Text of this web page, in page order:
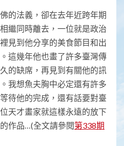
的法義，卻在去年近跨年期
繼同時離去，一位就是政治
見到他分享的美食節目和出
這幾年他也畫了許多臺灣傳
的缺席，再見到有關他的訊
我想魚夫胸中必定還有許多
待他的完成，還有話要對臺
天才畫家就這樣永遠的放下
作品…(全文請參閱第338期